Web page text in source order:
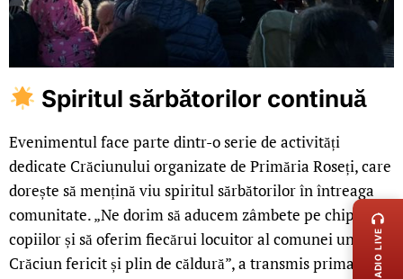
Spiritul sărbătorilor continuă
Evenimentul face parte dintr-o serie de activități
dedicate Crăciunului organizate de Primăria Roseți, care
dorește să mențină viu spiritul sărbătorilor în întreaga
comunitate. „Ne dorim să aducem zâmbete pe chipurile
copiilor și să oferim fiecărui locuitor al comunei un
Crăciun fericit și plin de căldură”, a transmis primarul RADIO LIVE